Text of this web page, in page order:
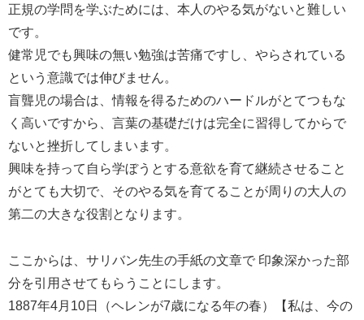
正規の学問を学ぶためには、本人のやる気がないと難しい
です。
健常児でも興味の無い勉強は苦痛ですし、やらされている
という意識では伸びません。
盲聾児の場合は、情報を得るためのハードルがとてつもな
く高いですから、言葉の基礎だけは完全に習得してからで
ないと挫折してしまいます。
興味を持って自ら学ぼうとする意欲を育て継続させること
がとても大切で、そのやる気を育てることが周りの大人の
第二の大きな役割となります。
ここからは、サリバン先生の手紙の文章で 印象深かった部
分を引用させてもらうことにします。
1887年4月10日（ヘレンが7歳になる年の春）【私は、今の